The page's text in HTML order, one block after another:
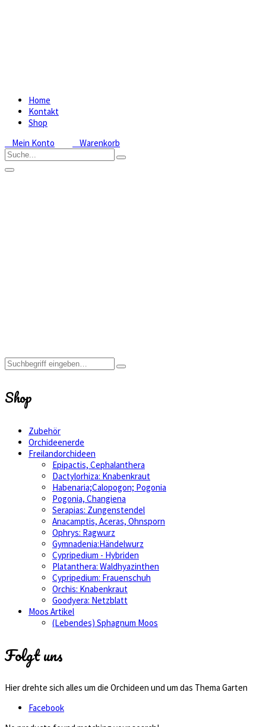
Home
Kontakt
Shop
Mein Konto
Warenkorb
Shop
Zubehör
Orchideenerde
Freilandorchideen
Epipactis, Cephalanthera
Dactylorhiza: Knabenkraut
Habenaria;Calopogon; Pogonia
Pogonia, Changiena
Serapias: Zungenstendel
Anacamptis, Aceras, Ohnsporn
Ophrys: Ragwurz
Gymnadenia:Händelwurz
Cypripedium - Hybriden
Platanthera: Waldhyazinthen
Cypripedium: Frauenschuh
Orchis: Knabenkraut
Goodyera: Netzblatt
Moos Artikel
(Lebendes) Sphagnum Moos
Folgt uns
Hier drehte sich alles um die Orchideen und um das Thema Garten
Facebook